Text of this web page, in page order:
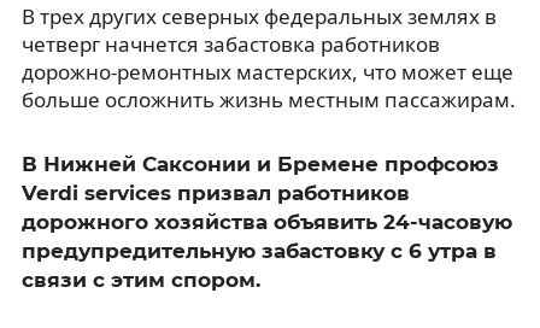
В трех других северных федеральных землях в
четверг начнется забастовка работников
дорожно-ремонтных мастерских, что может еще
больше осложнить жизнь местным пассажирам.
В Нижней Саксонии и Бремене профсоюз
Verdi services призвал работников
дорожного хозяйства объявить 24-часовую
предупредительную забастовку с 6 утра в
связи с этим спором.